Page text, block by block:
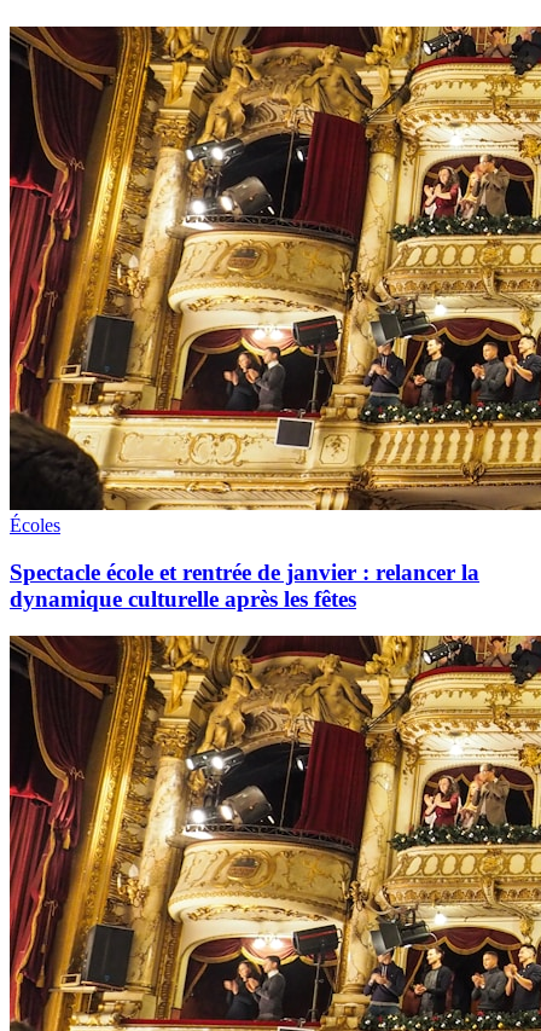
Écoles
Spectacle école et rentrée de janvier : relancer la
dynamique culturelle après les fêtes